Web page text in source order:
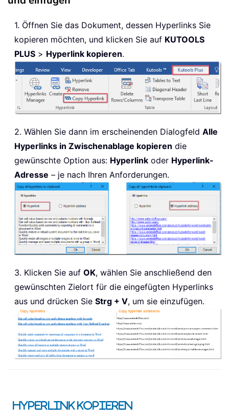
1. Öffnen Sie das Dokument, dessen Hyperlinks Sie
kopieren möchten, und klicken Sie auf KUTOOLS
PLUS > Hyperlink kopieren.
2. Wählen Sie dann im erscheinenden Dialogfeld Alle
Hyperlinks in Zwischenablage kopieren die
gewünschte Option aus: Hyperlink oder Hyperlink-
Adresse – je nach Ihren Anforderungen.
3. Klicken Sie auf OK, wählen Sie anschließend den
gewünschten Zielort für die eingefügten Hyperlinks
aus und drücken Sie Strg + V, um sie einzufügen.
Hyperlink kopieren